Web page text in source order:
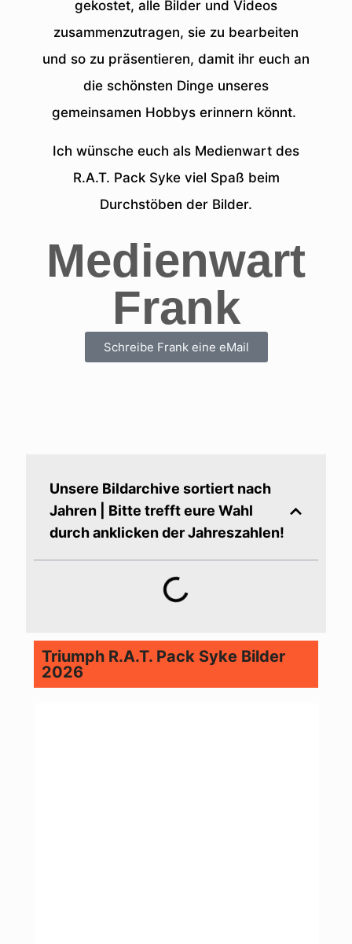
gekostet, alle Bilder und Videos
zusammenzutragen, sie zu bearbeiten
und so zu präsentieren, damit ihr euch an
die schönsten Dinge unseres
gemeinsamen Hobbys erinnern könnt.
Ich wünsche euch als Medienwart des
R.A.T. Pack Syke viel Spaß beim
Durchstöben der Bilder.
Medienwart
Frank
Schreibe Frank eine eMail
Unsere Bildarchive sortiert nach
Jahren | Bitte trefft eure Wahl
durch anklicken der Jahreszahlen!
Triumph R.A.T. Pack Syke Bilder
2026